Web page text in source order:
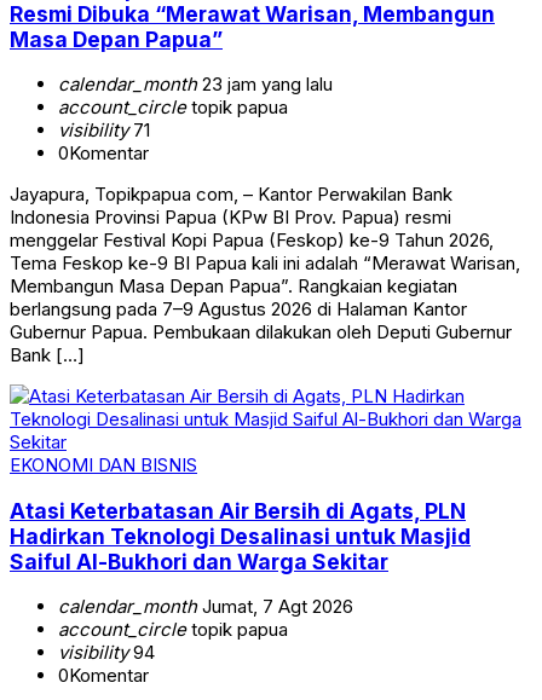
Resmi Dibuka “Merawat Warisan, Membangun
Masa Depan Papua”
calendar_month23 jam yang lalu
account_circletopik papua
visibility71
0Komentar
Jayapura, Topikpapua com, – Kantor Perwakilan Bank
Indonesia Provinsi Papua (KPw BI Prov. Papua) resmi
menggelar Festival Kopi Papua (Feskop) ke-9 Tahun 2026,
Tema Feskop ke-9 BI Papua kali ini adalah “Merawat Warisan,
Membangun Masa Depan Papua”. Rangkaian kegiatan
berlangsung pada 7–9 Agustus 2026 di Halaman Kantor
Gubernur Papua. Pembukaan dilakukan oleh Deputi Gubernur
Bank […]
EKONOMI DAN BISNIS
Atasi Keterbatasan Air Bersih di Agats, PLN
Hadirkan Teknologi Desalinasi untuk Masjid
Saiful Al-Bukhori dan Warga Sekitar
calendar_monthJumat, 7 Agt 2026
account_circletopik papua
visibility94
0Komentar